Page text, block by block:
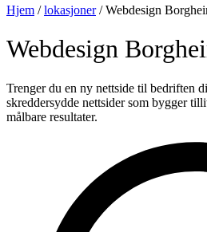
Hjem /lokasjoner/Webdesign
Webdesign
Trenger du en ny nettside til bedriften
skreddersydde nettsider som bygger
målbare resultater.